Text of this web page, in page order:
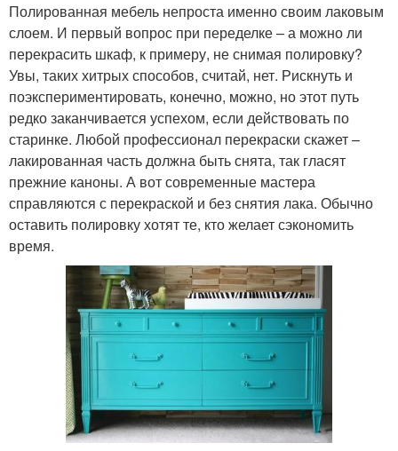
Полированная мебель непроста именно своим лаковым
слоем. И первый вопрос при переделке – а можно ли
перекрасить шкаф, к примеру, не снимая полировку?
Увы, таких хитрых способов, считай, нет. Рискнуть и
поэкспериментировать, конечно, можно, но этот путь
редко заканчивается успехом, если действовать по
старинке. Любой профессионал перекраски скажет –
лакированная часть должна быть снята, так гласят
прежние каноны. А вот современные мастера
справляются с перекраской и без снятия лака. Обычно
оставить полировку хотят те, кто желает сэкономить
время.